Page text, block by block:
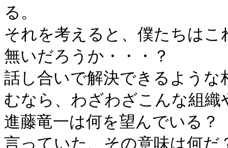
る。
それを考えると、僕たちは
無いだろうか・・・？
話し合いで解決できるよう
むなら、わざわざこんな組
進藤竜一は何を望んでいる
言っていた、その意味は何だ